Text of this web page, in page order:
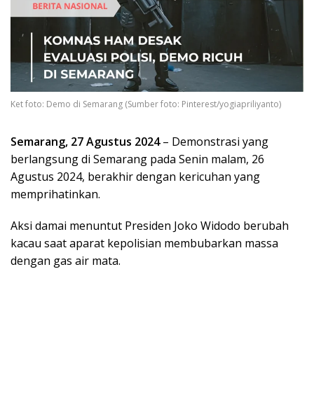
Ket foto: Demo di Semarang (Sumber foto: Pinterest/yogiapriliyanto)
Semarang, 27 Agustus 2024– Demonstrasi yang
berlangsung di Semarang pada Senin malam, 26
Agustus 2024, berakhir dengan kericuhan yang
memprihatinkan.
Aksi damai menuntut Presiden Joko Widodo berubah
kacau saat aparat kepolisian membubarkan massa
dengan gas air mata.